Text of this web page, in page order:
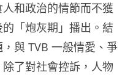
和政治的情節而不獲
「炮灰期」播出。結
與 TVB 一般情愛、爭
了對社會控訴，人物